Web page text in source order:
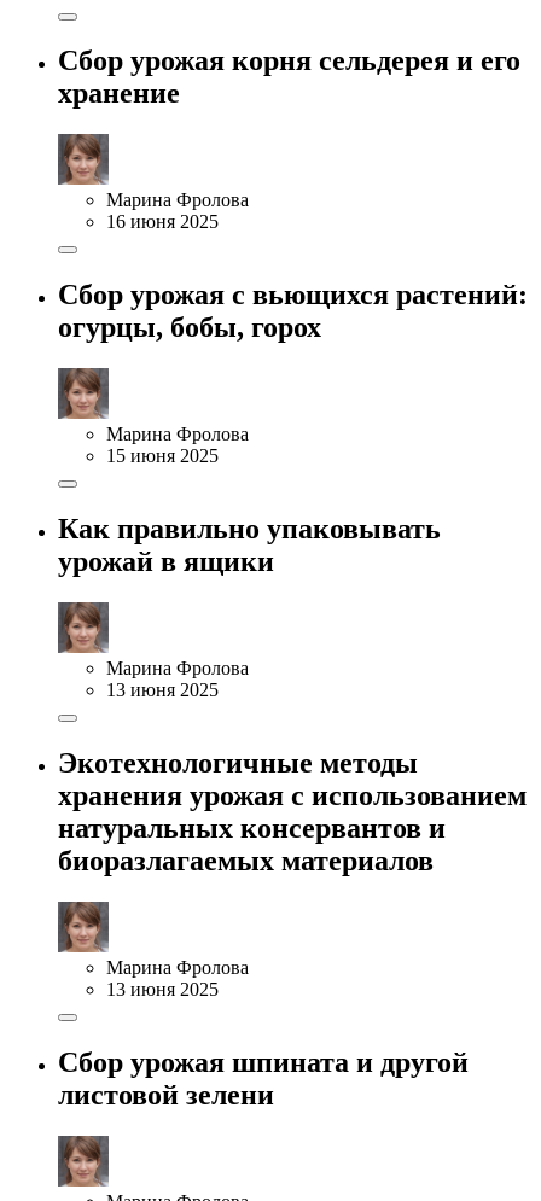
Сбор урожая корня сельдерея и его
хранение
Марина Фролова
16 июня 2025
Сбор урожая с вьющихся растений:
огурцы, бобы, горох
Марина Фролова
15 июня 2025
Как правильно упаковывать
урожай в ящики
Марина Фролова
13 июня 2025
Экотехнологичные методы
хранения урожая с использованием
натуральных консервантов и
биоразлагаемых материалов
Марина Фролова
13 июня 2025
Сбор урожая шпината и другой
листовой зелени